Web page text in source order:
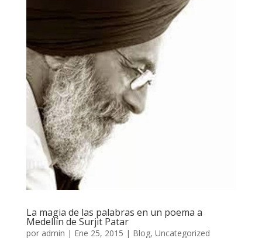
La magia de las palabras en un poema a
Medellín de Surjit Patar
por admin | Ene 25, 2015 | Blog, Uncategorized